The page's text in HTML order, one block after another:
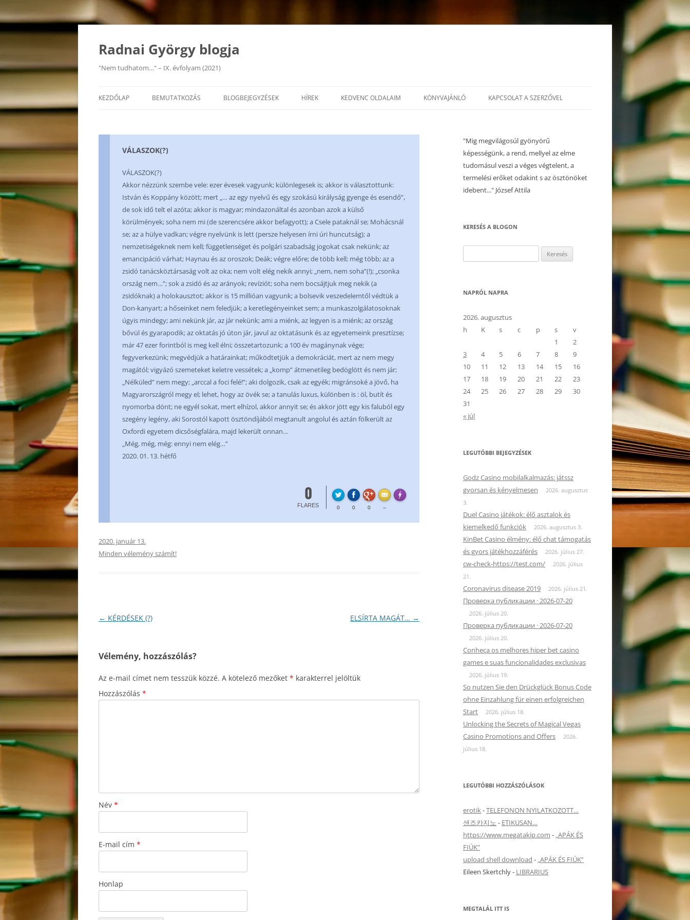
Kilépés
tartalomba
Radnai György blogja
"Nem tudhatom…" – IX. évfolyam (2021)
KEZDŐLAP BEMUTATKOZÁS BLOGBEJEGYZÉSEK HÍREK KEDVENC OLDALAIM KÖNYVAJÁNLÓ KAPCSOLAT A SZERZŐVEL
VÁLASZOK(?)
VÁLASZOK(?)
Akkor nézzünk szembe vele: ezer évesek vagyunk; különlegesek is; akkor is választottunk:
István és Koppány között; mert „… az egy nyelvű és egy szokású királyság gyenge és esendő”,
de sok idő telt el azóta; akkor is magyar; mindazonáltal és azonban azok a külső
körülmények; soha nem mi (de szerencsére akkor befagyott); a Csele pataknál se; Mohácsnál
se; az a hülye vadkan; végre nyelvünk is lett (persze helyesen írni úri huncutság); a
nemzetiségeknek nem kell; függetlenséget és polgári szabadság jogokat csak nekünk; az
emancipáció várhat; Haynau és az oroszok; Deák; végre előre; de több kell; még több; az a
zsidó tanácsköztársaság volt az oka; nem volt elég nekik annyi; „nem, nem soha”(!); „csonka
ország nem…”; sok a zsidó és az arányok; revíziót; soha nem bocsájtjuk meg nekik (a
zsidóknak) a holokausztot; akkor is 15 millióan vagyunk; a bolsevik veszedelemtől védtük a
Don-kanyart; a hőseinket nem feledjük; a keretlegényeinket sem; a munkaszolgálatosoknak
úgyis mindegy; ami nekünk jár, az jár nekünk; ami a miénk, az legyen is a miénk; az ország
bővül és gyarapodik; az oktatás jó úton jár, javul az oktatásunk és az egyetemeink presztízse;
már 47 ezer forintból is meg kell élni; összetartozunk; a 100 év magánynak vége;
fegyverkezünk; megvédjük a határainkat; működtetjük a demokráciát, mert az nem megy
magától; vigyázó szemeteket keletre vessétek; a „komp” átmenetileg bedöglött és nem jár;
„Nélküled” nem megy; „arccal a foci felé!”; aki dolgozik, csak az egyék; migránsoké a jövő, ha
Magyarországról megy el; lehet, hogy az övék se; a tanulás luxus, különben is : öl, butít és
nyomorba dönt; ne egyél sokat, mert elhízol, akkor annyit se; és akkor jött egy kis faluból egy
szegény legény, aki Sorostól kapott ösztöndíjából megtanult angolul és aztán fölkerült az
Oxfordi egyetem dicsőségfalára, majd lekerült onnan…
„Még, még, még: ennyi nem elég…”
2020. 01. 13. hétfő
0
FLARES 0 0 0 --
Made with
2020. január 13.
Minden vélemény számít!
Bejegyzés
← KÉRDÉSEK (?) ELSÍRTA MAGÁT… →
Vélemény, hozzászólás?
Az e-mail címet nem tesszük közzé. A kötelező mezőket * karakterrel jelöltük
Hozzászólás *
Név *
E-mail cím *
Honlap
"Mig megvilágosúl gyönyörű
képességünk, a rend, mellyel az elme
tudomásul veszi a véges végtelent, a
termelési erőket odakint s az ösztönöket
idebent..." József Attila
KERESÉS A BLOGON
NAPRÓL NAPRA
2026. augusztus
h
K s c p s
v
1
2
3
4 5 6 7 8
9
10
11 12 13 14 15
16
17
18 19 20 21 22
23
24
25 26 27 28 29
30
31
« júl
LEGUTÓBBI BEJEGYZÉSEK
Godz Casino mobilalkalmazás: játssz
gyorsan és kényelmesen
2026. augusztus
3.
Duel Casino játékok: élő asztalok és
kiemelkedő funkciók
2026. augusztus 3.
KinBet Casino élmény: élő chat támogatás
és gyors játékhozzáférés
2026. július 27.
cw-check-https://test.com/
2026. július
21.
Coronavirus disease 2019 2026. július 21.
Проверка публикации · 2026-07-20
2026. július 20.
Проверка публикации · 2026-07-20
2026. július 20.
Conheça os melhores hiper bet casino
games e suas funcionalidades exclusivas
2026. július 19.
So nutzen Sie den Drückglück Bonus Code
ohne Einzahlung für einen erfolgreichen
Start
2026. július 18.
Unlocking the Secrets of Magical Vegas
Casino Promotions and Offers
2026.
július 18.
LEGUTÓBBI HOZZÁSZÓLÁSOK
erotik-TELEFONON NYILATKOZOTT…
샌즈카지노 - ETIKUSAN…
https://www.megatakip.com - „APÁK ÉS
FIÚK”
upload shell download - „APÁK ÉS FIÚK”
Eileen Skertchly- LIBRARIUS
MEGTALÁL ITT IS